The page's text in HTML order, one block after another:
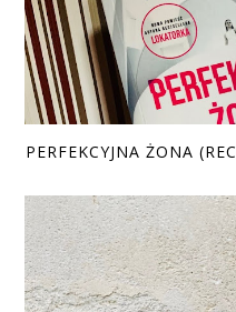
PERFEKCYJNA ŻONA